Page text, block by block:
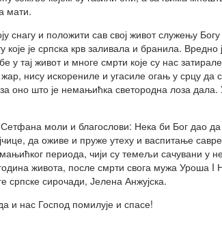
мати.
снагу и положити сав свој живот служењу
које је српска крв заливала и бранила. Вредно
у тај живот и многе смрти које су нас
нису искорениле и угасиле огањ у срцу да
оно што је немањићка светородна лоза дала.
Сетфана моли и благослови: Нека би Бог дао
да оживе и пруже утеху и васпитање
периода, чији су темељи сачувани у
година живота, после смрти свога мужа Уроша
српске сирочади, Јелена Анжујска.
и нас Господ помилује и спасе!